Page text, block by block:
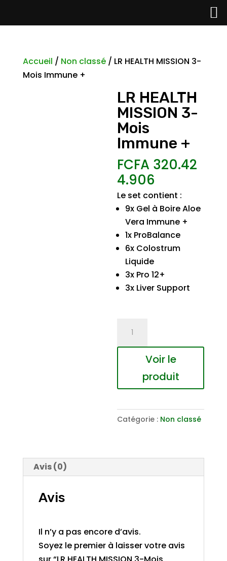
Accueil / Non classé/ LR HEALTH MISSION 3-
Mois Immune +
LR HEALTH
MISSION 3-
Mois
Immune +
FCFA 320.42
4.906
Le set contient :
9x Gel à Boire Aloe
Vera Immune +
1x ProBalance
6x Colostrum
Liquide
3x Pro 12+
3x Liver Support
MISSION
Mois
Immune
Voir le
produit
Catégorie : Non classé
Avis (0)
Avis
Il n’y a pas encore d’avis.
Soyez le premier à laisser votre avis